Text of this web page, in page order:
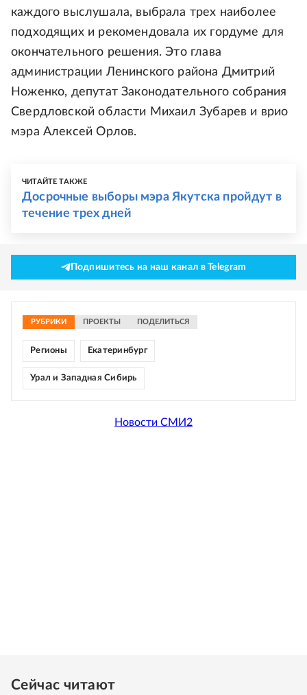
каждого выслушала, выбрала трех наиболее
подходящих и рекомендовала их гордуме для
окончательного решения. Это глава
администрации Ленинского района Дмитрий
Ноженко, депутат Законодательного собрания
Свердловской области Михаил Зубарев и врио
мэра Алексей Орлов.
ЧИТАЙТЕ ТАКЖЕ
Досрочные выборы мэра Якутска пройдут в
течение трех дней
Подпишитесь на наш канал в Telegram
РУБРИКИ ПРОЕКТЫ ПОДЕЛИТЬСЯ
Регионы Екатеринбург
Урал и Западная Сибирь
Новости СМИ2
Сейчас читают